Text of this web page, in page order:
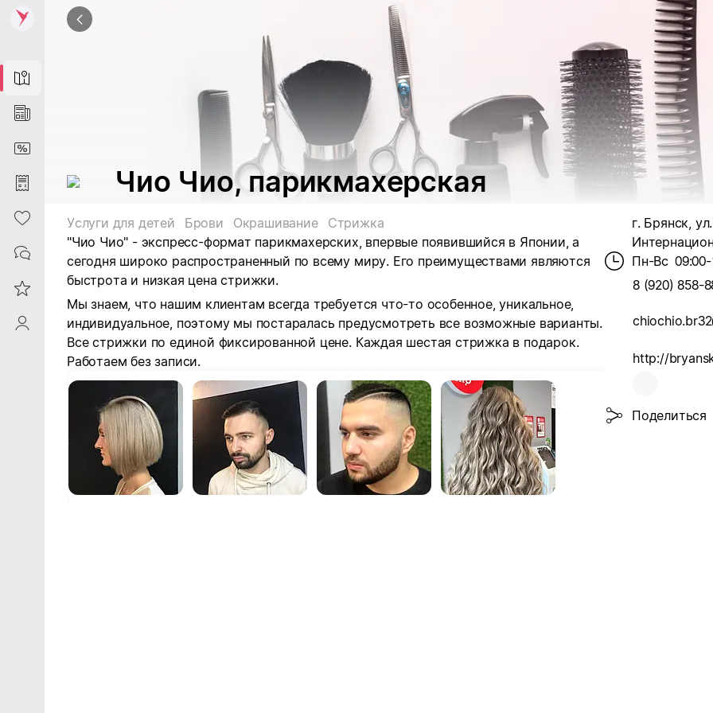
Map
News
DiscountCard
Purchases
Heart
Contacts
Reviews
ProfileSaby
Чио Чио, парикмахерская
Услуги для детей Брови Окрашивание
Стрижка
"Чио Чио" - экспресс-формат парикмахерских, впервые появившийся в Японии, а
сегодня широко распространенный по всему миру. Его преимуществами являются
быстрота и низкая цена стрижки.
Мы знаем, что нашим клиентам всегда требуется что-то особенное, уникальное,
индивидуальное, поэтому мы постаралась предусмотреть все возможные варианты.
Все стрижки по единой фиксированной цене. Каждая шестая стрижка в подарок.
Работаем без записи.
г. Брянск,
Пн-Вс
8 (920) 858-
http://
Поделиться